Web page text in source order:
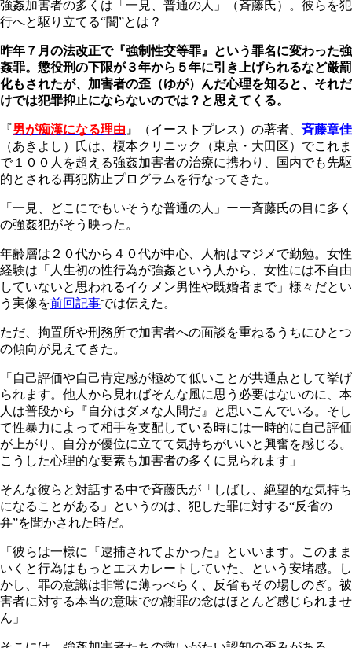
強姦加害者の多くは「一見、普通の人」（斉藤氏）。彼らを犯
行へと駆り立てる“闇”とは？
昨年７月の法改正で『強制性交等罪』という罪名に変わった強
姦罪。懲役刑の下限が３年から５年に引き上げられるなど厳罰
化もされたが、加害者の歪（ゆが）んだ心理を知ると、それだ
けでは犯罪抑止にならないのでは？と思えてくる。
『男が痴漢になる理由 』（イーストプレス）の著者、斉藤章佳
（あきよし）氏は、榎本クリニック（東京・大田区）でこれま
で１００人を超える強姦加害者の治療に携わり、国内でも先駆
的とされる再犯防止プログラムを行なってきた。
「一見、どこにでもいそうな普通の人」ーー斉藤氏の目に多く
の強姦犯がそう映った。
年齢層は２０代から４０代が中心、人柄はマジメで勤勉。女性
経験は「人生初の性行為が強姦という人から、女性には不自由
していないと思われるイケメン男性や既婚者まで」様々だとい
う実像を前回記事では伝えた。
ただ、拘置所や刑務所で加害者への面談を重ねるうちにひとつ
の傾向が見えてきた。
「自己評価や自己肯定感が極めて低いことが共通点として挙げ
られます。他人から見ればそんな風に思う必要はないのに、本
人は普段から『自分はダメな人間だ』と思いこんでいる。そし
て性暴力によって相手を支配している時には一時的に自己評価
が上がり、自分が優位に立てて気持ちがいいと興奮を感じる。
こうした心理的な要素も加害者の多くに見られます」
そんな彼らと対話する中で斉藤氏が「しばし、絶望的な気持ち
になることがある」というのは、犯した罪に対する“反省の
弁”を聞かされた時だ。
「彼らは一様に『逮捕されてよかった』といいます。このまま
いくと行為はもっとエスカレートしていた、という安堵感。し
かし、罪の意識は非常に薄っぺらく、反省もその場しのぎ。被
害者に対する本当の意味での謝罪の念はほとんど感じられませ
ん」